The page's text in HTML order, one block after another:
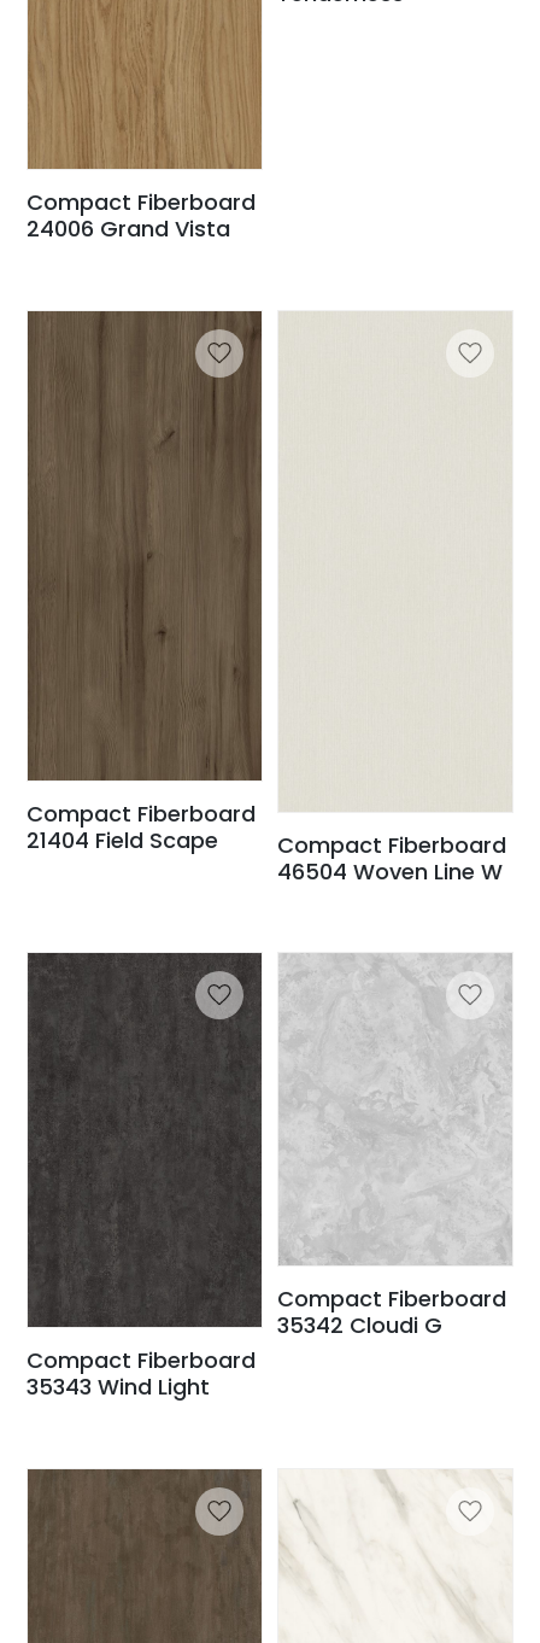
Compact Fiberboard
24006 Grand Vista
Compact Fiberboard
21404 Field Scape
Compact Fiberboard
46504 Woven Line W
Compact Fiberboard
35343 Wind Light
Compact Fiberboard
35342 Cloudi G